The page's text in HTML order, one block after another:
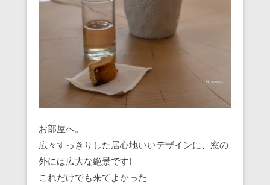
お部屋へ。
広々すっきりした居心地いいデザインに、窓の
外には広大な絶景です!
これだけでも来てよかった